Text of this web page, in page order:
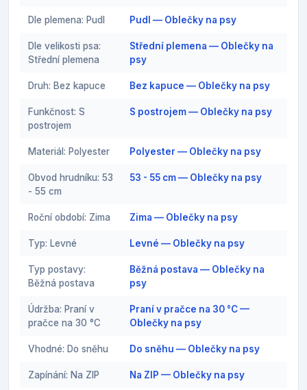
Dle plemena: Pudl Pudl — Oblečky na psy
Dle velikosti psa:
Střední plemena
Střední plemena — Oblečky na
psy
Druh: Bez kapuce Bez kapuce — Oblečky na psy
Funkčnost: S
postrojem
S postrojem — Oblečky na psy
Materiál: Polyester Polyester — Oblečky na psy
Obvod hrudníku: 53
- 55 cm
53 - 55 cm — Oblečky na psy
Roční období: Zima Zima — Oblečky na psy
Typ: Levné Levné — Oblečky na psy
Typ postavy:
Běžná postava
Běžná postava — Oblečky na
psy
Údržba: Praní v
pračce na 30 °C
Praní v pračce na 30 °C —
Oblečky na psy
Vhodné: Do sněhu Do sněhu — Oblečky na psy
Zapínání: Na ZIP Na ZIP — Oblečky na psy